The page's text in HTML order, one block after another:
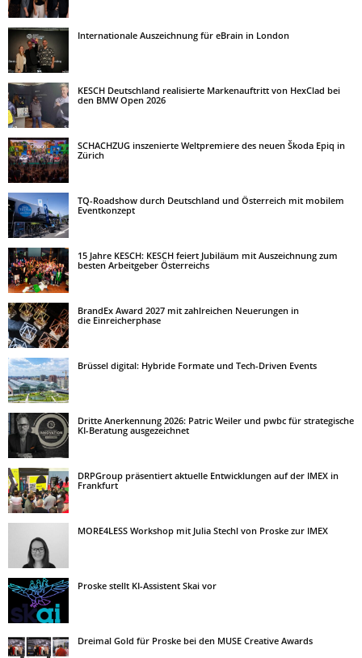
Internationale Auszeichnung für eBrain in London
KESCH Deutschland realisierte Markenauftritt von HexClad bei
den BMW Open 2026
SCHACHZUG inszenierte Weltpremiere des neuen Škoda Epiq in
Zürich
TQ-Roadshow durch Deutschland und Österreich mit mobilem
Eventkonzept
15 Jahre KESCH: KESCH feiert Jubiläum mit Auszeichnung zum
besten Arbeitgeber Österreichs
BrandEx Award 2027 mit zahlreichen Neuerungen in
die Einreicherphase
Brüssel digital: Hybride Formate und Tech-Driven Events
Dritte Anerkennung 2026: Patric Weiler und pwbc für strategische
KI-Beratung ausgezeichnet
DRPGroup präsentiert aktuelle Entwicklungen auf der IMEX in
Frankfurt
MORE4LESS Workshop mit Julia Stechl von Proske zur IMEX
Proske stellt KI-Assistent Skai vor
Dreimal Gold für Proske bei den MUSE Creative Awards